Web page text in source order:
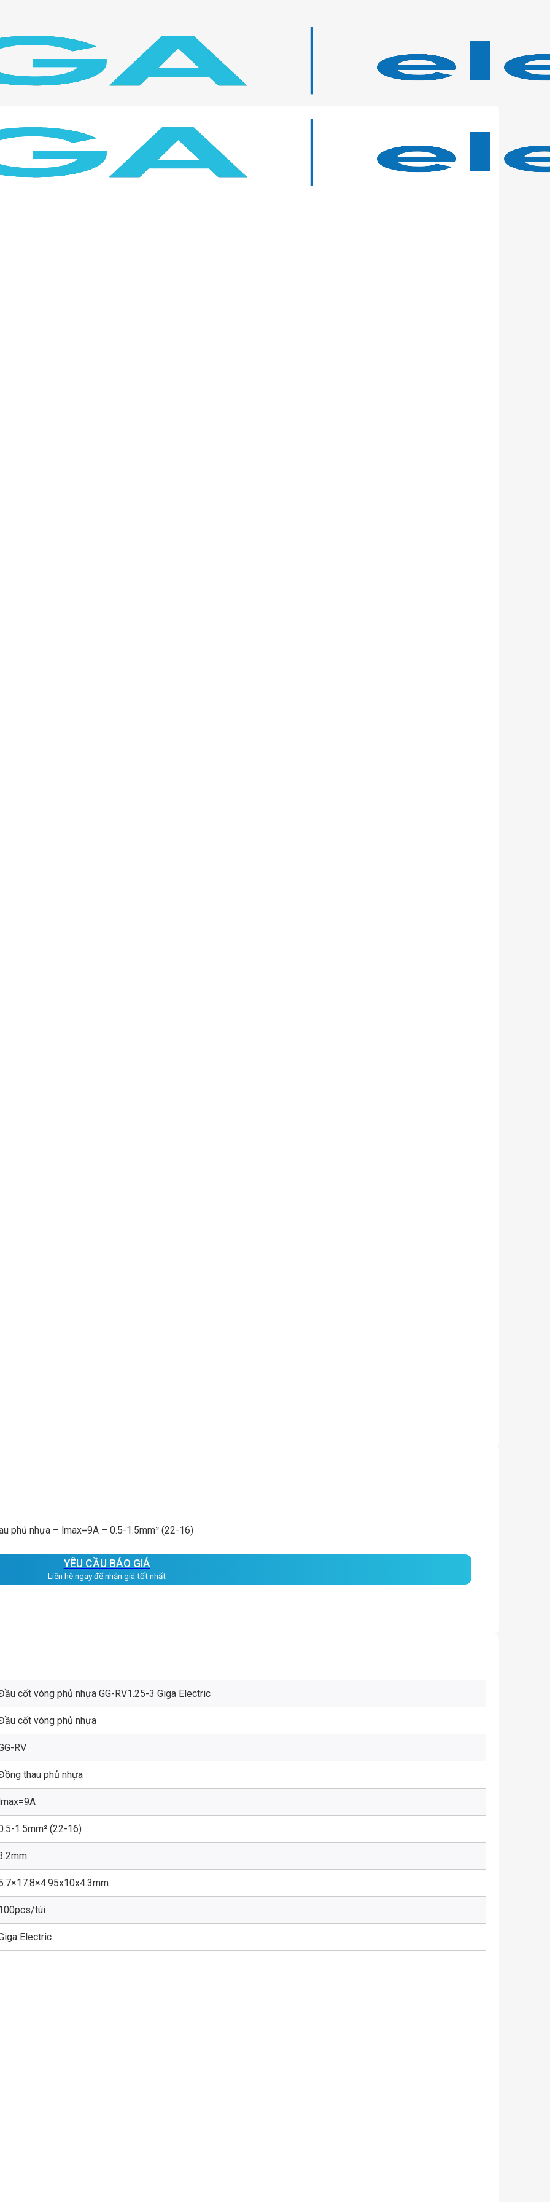
phủ nhựa – lmax=9A – 0.5-1.5mm² (22-16)
YÊU CẦU BÁO GIÁ
Liên hệ ngay để nhận giá tốt nhất
cốt vòng phủ nhựa GG-RV1.25-3 Giga Electric
cốt vòng phủ nhựa
RV
thau phủ nhựa
1.5mm² (22-16)
túi
Electric